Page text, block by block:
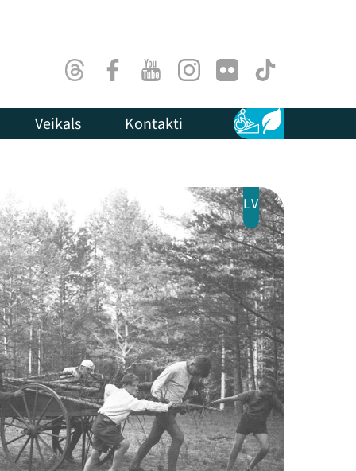
ThreadsFacebookYoutubeInstagram
Flick TikTok
Veikals Kontakti Pieejamība
Ilgtspēja
LV